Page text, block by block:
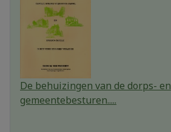
De behuizingen van de dorps- en
gemeentebesturen.....